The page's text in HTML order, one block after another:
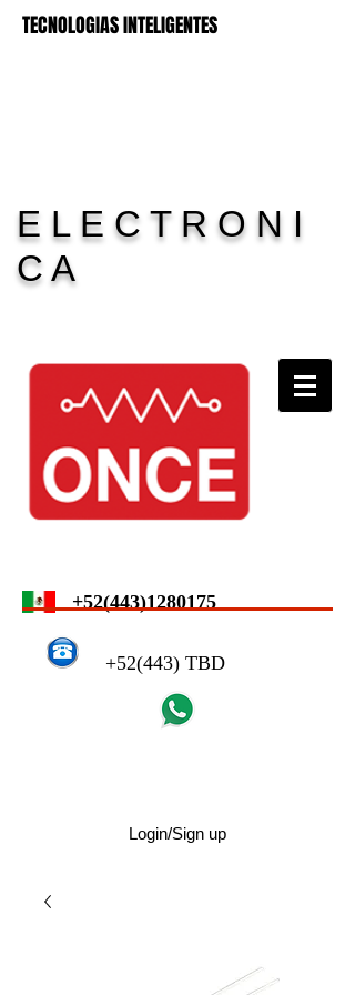
TECNOLOGIAS INTELIGENTES
E L E C T R O N I
C A
11 Electronica
+52(443)1280175
+52(443) TBD
Login/Sign up